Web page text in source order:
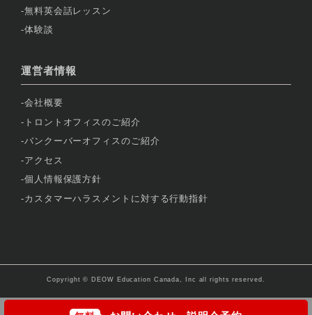
無料英会話レッスン
体験談
運営者情報
会社概要
トロントオフィスのご紹介
バンクーバーオフィスのご紹介
アクセス
個人情報保護方針
カスタマーハラスメントに対する行動指針
Copyright © DEOW Education Canada, Inc all rights reserved.